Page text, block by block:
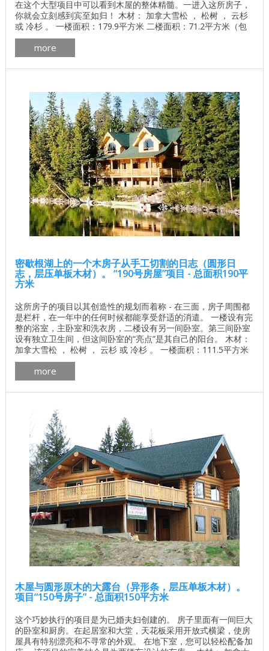
在这个大型项目中可以看到木屋的整体精髓。一进入这所房子，
你就会立刻感到宾至如归！ 木材： 加拿大雪松 ， 松树 ， 云杉
或 冷杉 。 一楼面积：179.9平方米 二楼面积：71.2平方米（包
括1.8米的天花板高度） 总面积：251.1平方米 加拿大房屋的平面
图英国哥伦比亚pdf下载 加拿大木屋的制造更多 加拿大木屋外部
画廊细节 加拿大木屋的内部更多 ...
more
密歇根湖上的一个木房子从手工切割的日志（圆形日
志，层压单板木材）。 “190号房屋”项目 - 总面积190平
方米
这所房子的项目以其创造性的规划而着称 - 在三面，房子周围都
是栏杆，在一年中的任何时候都能享受舒适的消遣。 一楼设有完
整的浴室，主卧室和洗衣房，二楼设有另一间卧室。第三间卧室
设有独立卫生间，但这间卧室的“亮点”是其自己的阳台。 木材：
加拿大雪松 ， 松树 ， 云杉 或 冷杉 。 一楼面积：111.5平方米
二楼面积：78.6平方米 总面积：190.1平方米 了解基地的价格 独
立计算基础价格 所有建筑工程在建房和修理房屋 - 找出价格 木
屋的最佳项目 墙壁材料最佳住宅项目 ...
more
木屋与圆形原木的大露台（异形条，层压单板木材）。
项目“150号房子” - 总面积150平方米
这个巧妙执行的项目是为已婚夫妇创建的。 房子里面有一间巨大
的卧室和厨房。在起居室和大堂，天花板采用开放式横梁，使房
屋具有特别漂亮和不寻常的外观。 在地下室，您可以轻松配备加